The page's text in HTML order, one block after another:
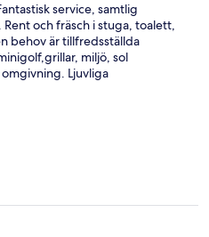
service, samtlig
och fräsch i stuga, toalett,
behov är tillfredsställda
miljö, sol
Ljuvliga